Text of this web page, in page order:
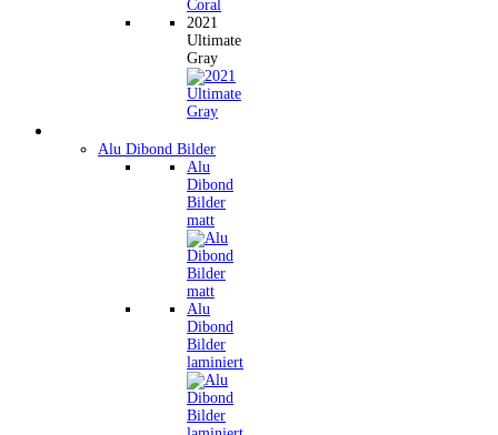
2021
Ultimate
Gray
Alu Dibond Bilder
Alu
Dibond
Bilder
matt
Alu
Dibond
Bilder
laminiert